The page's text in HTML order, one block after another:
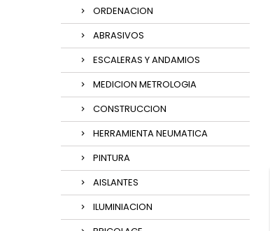
ORDENACION
ABRASIVOS
ESCALERAS Y ANDAMIOS
MEDICION METROLOGIA
CONSTRUCCION
HERRAMIENTA NEUMATICA
PINTURA
AISLANTES
ILUMINIACION